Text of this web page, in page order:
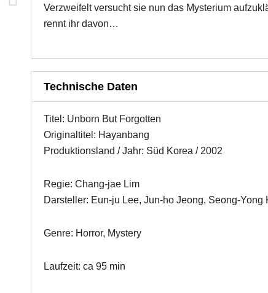
Verzweifelt versucht sie nun das Mysterium
rennt ihr davon…
Technische Daten
Titel: Unborn But Forgotten
Originaltitel: Hayanbang
Produktionsland / Jahr: Süd Korea / 2002
Regie: Chang-jae Lim
Darsteller: Eun-ju Lee, Jun-ho Jeong, Seong-Yong
Genre: Horror, Mystery
Laufzeit: ca 95 min